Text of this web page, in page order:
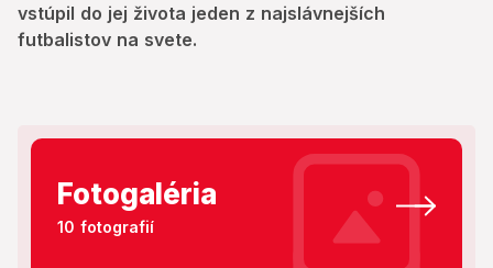
vstúpil do jej života jeden z najslávnejších
futbalistov na svete.
Fotogaléria
10 fotografií